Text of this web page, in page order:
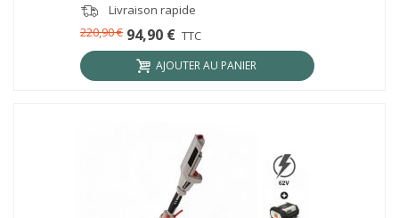
Livraison rapide
94,90 € TTC
220,90 €
AJOUTER AU PANIER